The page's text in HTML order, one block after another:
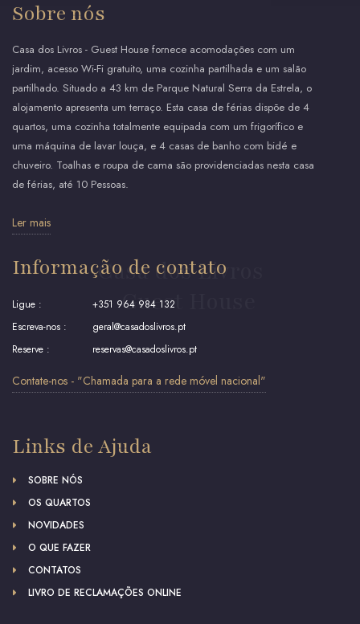
Sobre nós
Casa dos Livros - Guest House fornece acomodações com um
jardim, acesso Wi-Fi gratuito, uma cozinha partilhada e um salão
partilhado. Situado a 43 km de Parque Natural Serra da Estrela, o
alojamento apresenta um terraço. Esta casa de férias dispõe de 4
quartos, uma cozinha totalmente equipada com um frigorífico e
uma máquina de lavar louça, e 4 casas de banho com bidé e
chuveiro. Toalhas e roupa de cama são providenciadas nesta casa
de férias, até 10 Pessoas.
Ler mais
Informação de contato
Ligue :
+351 964 984 132
Escreva-nos :
geral@casadoslivros.pt
Reserve :
reservas@casadoslivros.pt
Contate-nos - "Chamada para a rede móvel nacional"
Links de Ajuda
SOBRE NÓS
OS QUARTOS
NOVIDADES
O QUE FAZER
CONTATOS
LIVRO DE RECLAMAÇÕES ONLINE
Casa dos Livros
- Guest House